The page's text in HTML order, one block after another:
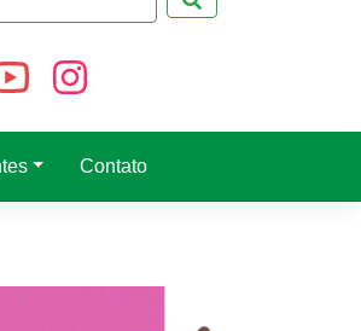
Contato